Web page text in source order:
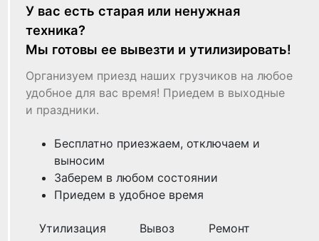
У вас есть старая или ненужная
техника?
Мы готовы ее вывезти и утилизировать!
Организуем приезд наших грузчиков на любое
удобное для вас время! Приедем в выходные
и праздники.
Бесплатно приезжаем, отключаем и
выносим
Заберем в любом состоянии
Приедем в удобное время
Утилизация Вывоз Ремонт